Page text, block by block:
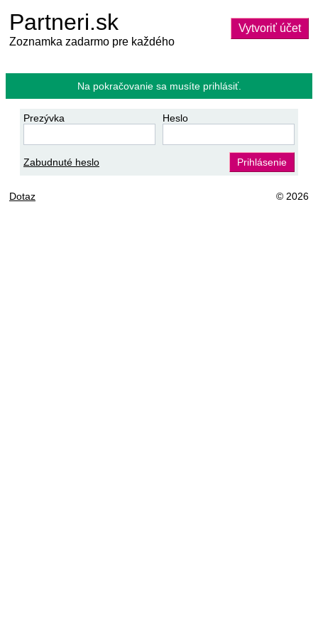
Partneri.sk
Zoznamka zadarmo pre každého
Vytvoriť účet
Na pokračovanie sa musíte prihlásiť.
Prezývka Heslo
Zabudnuté heslo Prihlásenie
Dotaz © 2026